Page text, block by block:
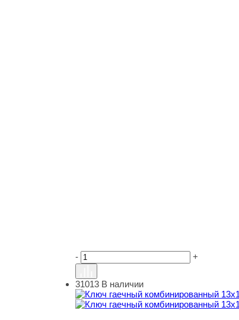
- +
Ключ гаечный комбинированный 13х13
31013 В наличии